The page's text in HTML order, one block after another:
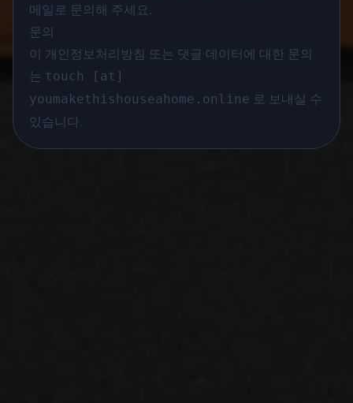
메일로 문의해 주세요.
문의
이 개인정보처리방침 또는 댓글 데이터에 대한 문의
는 touch [at]
youmakethishouseahome.online 로 보내실 수
있습니다.